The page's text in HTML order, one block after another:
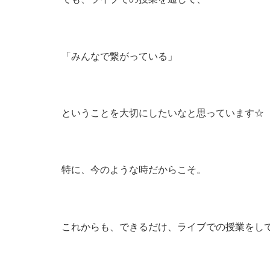
「みんなで繋がっている」
ということを大切にしたいなと思っています☆
特に、今のような時だからこそ。
これからも、できるだけ、ライブでの授業をし